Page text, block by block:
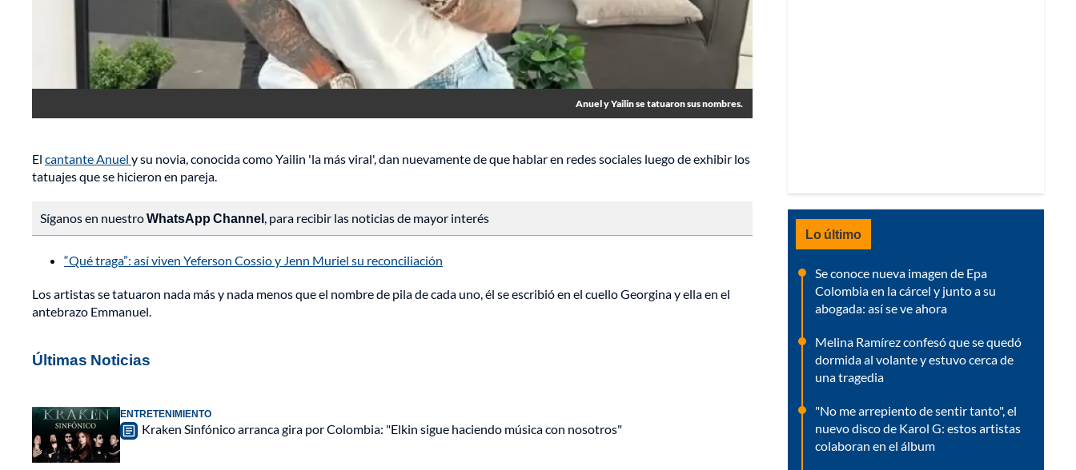
Anuel y Yailin se tatuaron sus nombres.
El cantante Anuel y su novia, conocida como Yailin 'la más viral', dan nuevamente de que hablar en redes sociales luego de exhibir los
tatuajes que se hicieron en pareja.
Síganos en nuestroWhatsApp Channel, para recibir las noticias de mayor interés
“Qué traga”: así viven Yeferson Cossio y Jenn Muriel su reconciliación
Los artistas se tatuaron nada más y nada menos que el nombre de pila de cada uno, él se escribió en el cuello Georgina y ella en el
antebrazo Emmanuel.
Últimas Noticias
ENTRETENIMIENTO
Kraken Sinfónico arranca gira por Colombia: "Elkin sigue haciendo música con nosotros"
Lo último
Se conoce nueva imagen de Epa
Colombia en la cárcel y junto a su
abogada: así se ve ahora
Melina Ramírez confesó que se quedó
dormida al volante y estuvo cerca de
una tragedia
"No me arrepiento de sentir tanto", el
nuevo disco de Karol G: estos artistas
colaboran en el álbum